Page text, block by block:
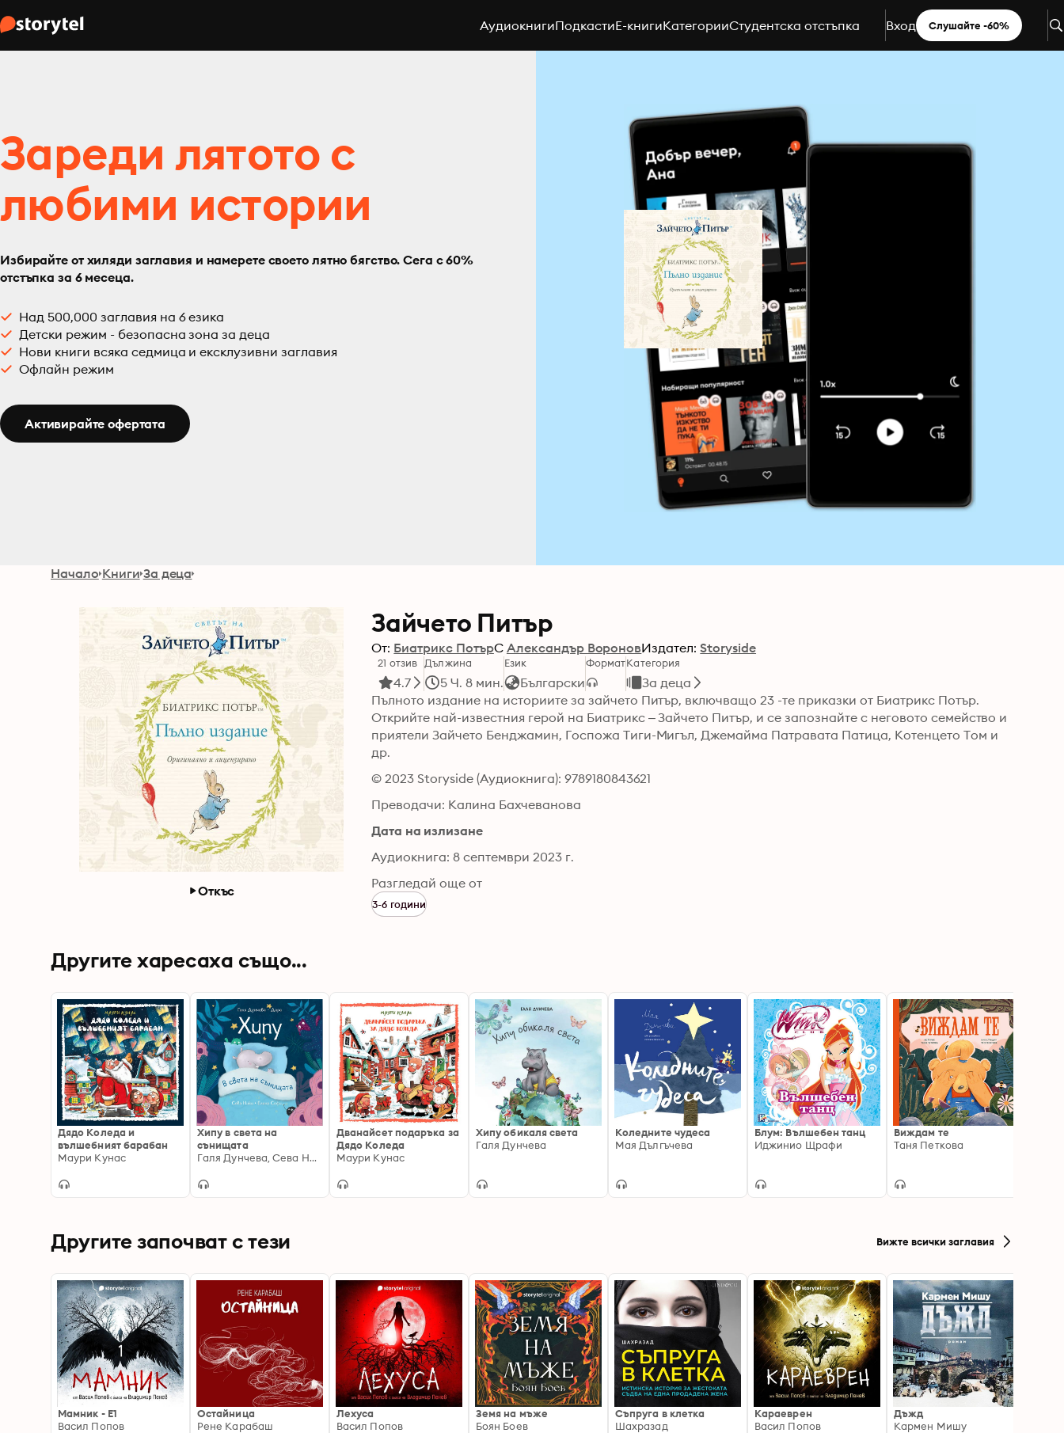
АудиокнигиПодкастиE-книгиКатегорииСтудентска отстъпка Вход Слушайте -60%
Зареди лятото с
любими истории
Избирайте от хиляди заглавия и намерете своето лятно бягство. Сега с 60%
отстъпка за 6 месеца.
Над 500,000 заглавия на 6 езика
Детски режим - безопасна зона за деца
Нови книги всяка седмица и ексклузивни заглавия
Офлайн режим
Активирайте офертата
Начало Книги За деца
Откъс
Зайчето Питър
От: Биатрикс ПотърС Александър ВороновИздател: Storyside
21 отзив
4.7
Дължина
5 Ч. 8 мин.
Език
Български
ФорматКатегория
За деца
Пълното издание на историите за зайчето Питър, включващо 23 -те приказки от Биатрикс Потър.
Открийте най-известния герой на Биатрикс – Зайчето Питър, и се запознайте с неговото семейство и
приятели Зайчето Бенджамин, Госпожа Тиги-Мигъл, Джемайма Патравата Патица, Котенцето Том и
др.
© 2023 Storyside (Аудиокнига): 9789180843621
Преводачи: Калина Бахчеванова
Дата на излизане
Аудиокнига: 8 септември 2023 г.
Разгледай още от
3-6 години
Другите харесаха също...
Дядо Коледа и
вълшебният барабан
Маури Кунас
Хипу в света на
сънищата
Галя Дунчева, Сева Ники
Дванайсет подаръка за
Дядо Коледа
Маури Кунас
Хипу обикаля света
Галя Дунчева
Коледните чудеса
Мая Дългъчева
Блум: Вълшебен танц
Иджинио Щрафи
Виждам те
Таня Петкова
Другите започват с тези Вижте всички заглавия
Мамник - E1
Васил Попов
Остайница
Рене Карабаш
Лехуса
Васил Попов
Земя на мъже
Боян Боев
Съпруга в клетка
Шахразад
Караеврен
Васил Попов
Дъжд
Кармен Мишу